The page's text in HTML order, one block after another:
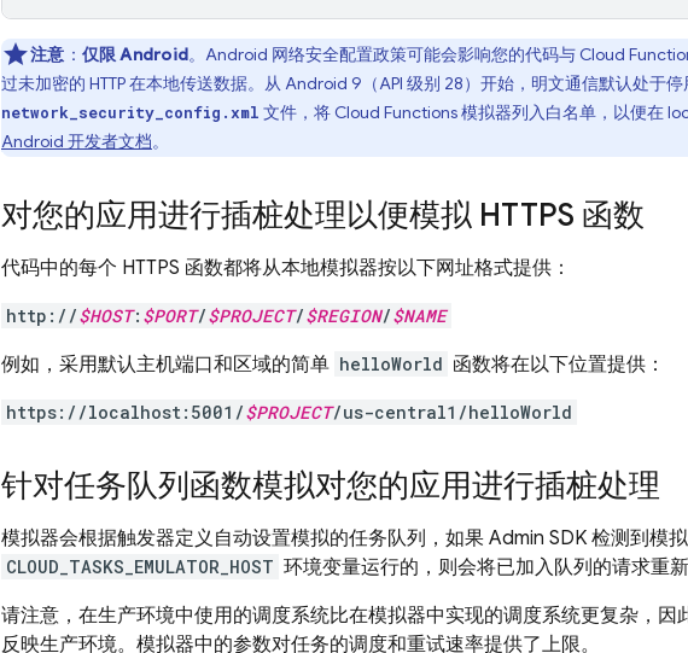
注意 ： 仅限 Android。Android 网络安全配置政策可能会影响您的代码与 Cloud
过未加密的 HTTP 在本地传送数据。从 Android 9（API 级别 28）开始，明文通信默认处于
network_security_config.xml 文件，将 Cloud Functions模拟器列入白名单，以便在
Android 开发者文档。
对您的应用进行插桩处理以便模拟 HTTPS 函数
代码中的每个 HTTPS 函数都将从本地模拟器按以下网址格式提供：
http://$HOST: $PORT/$PROJECT/$REGION/$NAME
例如，采用默认主机端口和区域的简单 helloWorld 函数将在以下位置提供：
https://localhost:5001/$PROJECT/us-central1/helloWorld
针对任务队列函数模拟对您的应用进行插桩处理
模拟器会根据触发器定义自动设置模拟的任务队列，如果 Admin SDK 检测到模
CLOUD_TASKS_EMULATOR_HOST 环境变量运行的，则会将已加入队列的请求重新
请注意，在生产环境中使用的调度系统比在模拟器中实现的调度系统更复杂，因
反映生产环境。模拟器中的参数对任务的调度和重试速率提供了上限。